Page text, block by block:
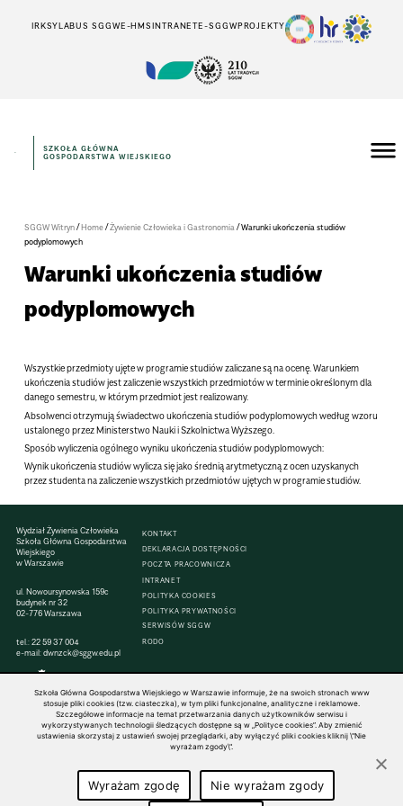
IRKSYLABUS SGGWE-HMSINTRANETE-SGGWPROJEKTY
SZKOŁA GŁÓWNA
GOSPODARSTWA WIEJSKIEGO
SGGW Witryn/Home/Żywienie Człowieka i Gastronomia/Warunki ukończenia studiów
podyplomowych
Warunki ukończenia studiów
podyplomowych
Wszystkie przedmioty ujęte w programie studiów zaliczane są na ocenę. Warunkiem
ukończenia studiów jest zaliczenie wszystkich przedmiotów w terminie określonym dla
danego semestru, w którym przedmiot jest realizowany.
Absolwenci otrzymują świadectwo ukończenia studiów podyplomowych według wzoru
ustalonego przez Ministerstwo Nauki i Szkolnictwa Wyższego.
Sposób wyliczenia ogólnego wyniku ukończenia studiów podyplomowych:
Wynik ukończenia studiów wylicza się jako średnią arytmetyczną z ocen uzyskanych
przez studenta na zaliczenie wszystkich przedmiotów ujętych w programie studiów.
Wydział Żywienia Człowieka
Szkoła Główna Gospodarstwa
Wiejskiego
w Warszawie
ul. Nowoursynowska 159c
budynek nr 32
02-776 Warszawa
tel.:22 59 37 004
e-mail:dwnzck@sggw.edu.pl
KONTAKT
DEKLARACJA DOSTĘPNOŚCI
POCZTA PRACOWNICZA
INTRANET
POLITYKA COOKIES
POLITYKA PRYWATNOŚCI
SERWISÓW SGGW
RODO
© 1816–2026 SGGW — ALL RIGHTS RESERVED
Szkoła Główna Gospodarstwa Wiejskiego w Warszawie informuje, że na swoich stronach www
stosuje pliki cookies (tzw. ciasteczka), w tym pliki funkcjonalne, analityczne i reklamowe.
Szczegółowe informacje na temat przetwarzania danych użytkowników serwisu i
wykorzystywanych technologii śledzących dostępne są w „Polityce cookies”. Aby zmienić
ustawienia skorzystaj z ustawień swojej przeglądarki, aby wyłączyć pliki cookies kliknij \"Nie
wyrażam zgody\".
Wyrażam zgodę Nie wyrażam zgody